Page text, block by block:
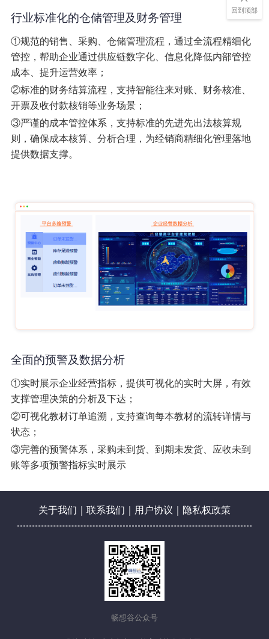
回到顶部
行业标准化的仓储管理及财务管理
①规范的销售、采购、仓储管理流程，通过全流程精细化
管控，帮助企业通过供应链数字化、信息化降低内部管控
成本、提升运营效率；
②标准的财务结算流程，支持智能往来对账、财务核准、
开票及收付款核销等业务场景；
③严谨的成本管控体系，支持标准的先进先出法核算规
则，确保成本核算、分析合理，为经销商精细化管理落地
提供数据支撑。
全面的预警及数据分析
①实时展示企业经营指标，提供可视化的实时大屏，有效
支撑管理决策的分析及下达；
②可视化教材订单追溯，支持查询每本教材的流转详情与
状态；
③完善的预警体系，采购未到货、到期未发货、应收未到
账等多项预警指标实时展示
关于我们 联系我们 用户协议 隐私权政策
畅想谷公众号